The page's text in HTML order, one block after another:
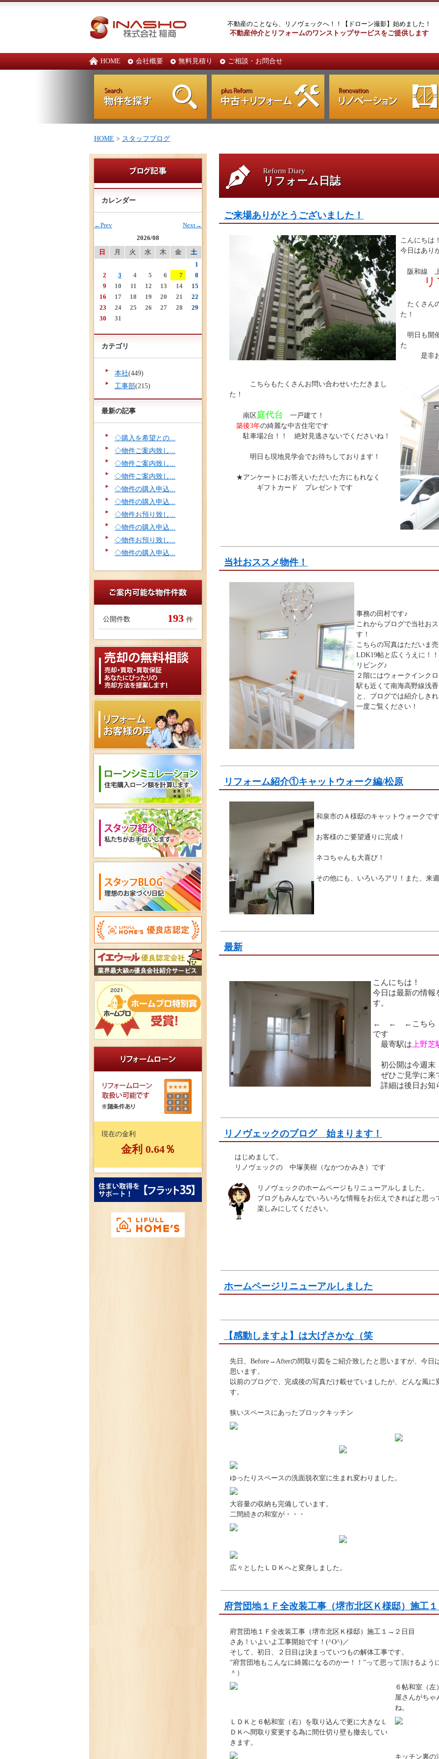
不動産のことなら、リノヴェックへ！！【ドローン撮影】始めました！
不動産仲介とリフォームのワンストップサービスをご提供します
HOME 会社概要 無料見積り ご相談・お問合せ
HOME > スタッフブログ
カレンダー
←Prev
Next→
2026/08
日
月 火 水 木 金
土
1
2
3 4 5 6 7
8
9
10 11 12 13 14
15
16
17 18 19 20 21
22
23
24 25 26 27 28
29
30
31
カテゴリ
本社(449)
工事部(215)
最新の記事
◇購入を希望との...
◇物件ご案内致し...
◇物件ご案内致し...
◇物件ご案内致し...
◇物件の購入申込...
◇物件の購入申込...
◇物件お預り致し...
◇物件の購入申込...
◇物件お預り致し...
◇物件の購入申込...
公開件数 193 件
現在の金利
金利 0.64％
Reform Diary
リフォーム日誌
ご来場ありがとうございました！
こんにちは
今日はあり
阪和線 上
リフ
たくさん
た！
明日も開
た
是非お
こちらもたくさんお問い合わせいただきまし
た！
南区庭代台
一戸建て！
築後3年の綺麗な中古住宅です
駐車場2台！！ 絶対見逃さないでくださいね！
明日も現地見学会でお待ちしております！
★アンケートにお答えいただいた方にもれなく
ギフトカード プレゼントです
当社おススメ物件！
事務の田村です♪
これからブログで当社お
す！
こちらの写真はただいま
LDK19帖と広くうえに！
リビング♪
２階にはウォークインク
駅も近くて南海高野線浅
と、ブログでは紹介しき
一度ご覧ください！
リフォーム紹介①キャットウォーク編/松原
和泉市のＡ様邸のキャットウォークで
お客様のご要望通りに完成！
ネコちゃんも大喜び！
その他にも、いろいろアリ！また、来
最新
こんにちは！
今日は最新の情報
す
← ← ←こちら！
です
最寄駅は 上野芝
初公開は今週
ぜひご見学に来
詳細は後日お知
リノヴェックのブログ 始まります！
はじめまして。
リノヴェックの 中塚美樹（なかつかみき）です
リノヴェックのホームページもリニューアルしました。
ブログもみんなでいろいろな情報をお伝えできればと思っ
楽しみにしてください。
ホームページリニューアルしました
【感動しますよ】は大げさかな（笑
先日、Before→Afterの間取り図をご紹介致したと思いますが、今日
思います。
以前のブログで、完成後の写真だけ載せていましたが、どんな風
す。
狭いスペースにあったブロックキッチン
ゆったりスペースの洗面脱衣室に生まれ変わりました。
大容量の収納も完備しています。
二間続きの和室が・・・
広々としたＬＤＫへと変身しました。
府営団地１Ｆ全改装工事（堺市北区Ｋ様邸）施工
府営団地１Ｆ全改装工事（堺市北区Ｋ様邸）施工１→２日目
さあ！いよいよ工事開始です！(^O^)／
そして、初日、２日目は決まっていつもの解体工事です。
”府営団地もこんなに綺麗になるのかー！！”って思って頂けるよ
＾）
６帖和室（
屋さんがちゃ
ね。
ＬＤＫと６帖和室（右）を取り込んで更に大きなＬ
ＤＫへ間取り変更する為に間仕切り壁も撤去してい
きます。
キッチン裏の